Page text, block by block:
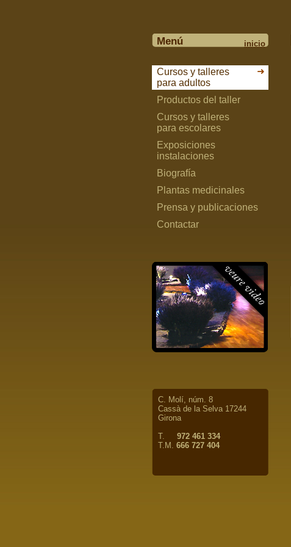
Menú inicio
Cursos y talleres
para adultos
Productos del taller
Cursos y talleres
para escolares
Exposiciones
instalaciones
Biografía
Plantas medicinales
Prensa y publicaciones
Contactar
C. Molí, núm. 8
Cassà de la Selva 17244
Girona
T. 972 461 334
T.M. 666 727 404